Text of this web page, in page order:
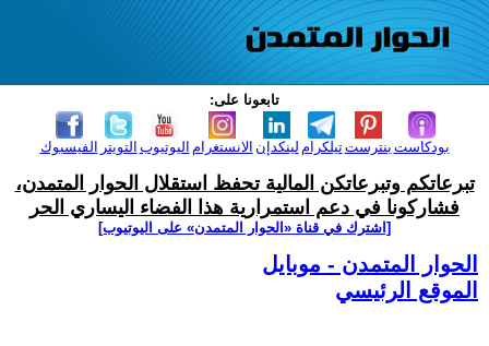
تابعونا على:
الفيسبوك التويتر اليوتيوب الانستغرام لينكدإن تيلكرامبنترست بودكاست
تبرعاتكم وتبرعاتكن المالية تحفظ استقلال الحوار المتمدن،
فشاركونا في دعم استمرارية هذا الفضاء اليساري الحر
[اشترك في قناة ‫«الحوار المتمدن» على اليوتيوب]
الحوار المتمدن - موبايل
الموقع الرئيسي